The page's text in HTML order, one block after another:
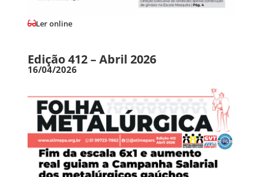
Ler online
Edição 412 – Abril 2026
16/04/2026